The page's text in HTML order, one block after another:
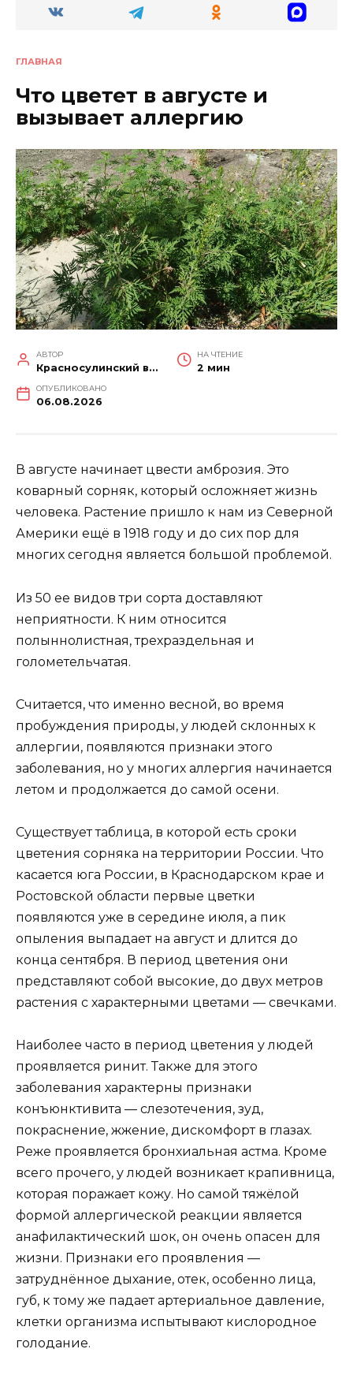
ГЛАВНАЯ
Что цветет в августе и
вызывает аллергию
АВТОР
Красносулинский вестник
НА ЧТЕНИЕ
2 мин
ОПУБЛИКОВАНО
06.08.2026
В августе начинает цвести амброзия. Это
коварный сорняк, который осложняет жизнь
человека. Растение пришло к нам из Северной
Америки ещё в 1918 году и до сих пор для
многих сегодня является большой проблемой.
Из 50 ее видов три сорта доставляют
неприятности. К ним относится
полыннолистная, трехраздельная и
голометельчатая.
Считается, что именно весной, во время
пробуждения природы, у людей склонных к
аллергии, появляются признаки этого
заболевания, но у многих аллергия начинается
летом и продолжается до самой осени.
Существует таблица, в которой есть сроки
цветения сорняка на территории России. Что
касается юга России, в Краснодарском крае и
Ростовской области первые цветки
появляются уже в середине июля, а пик
опыления выпадает на август и длится до
конца сентября. В период цветения они
представляют собой высокие, до двух метров
растения с характерными цветами — свечками.
Наиболее часто в период цветения у людей
проявляется ринит. Также для этого
заболевания характерны признаки
конъюнктивита — слезотечения, зуд,
покраснение, жжение, дискомфорт в глазах.
Реже проявляется бронхиальная астма. Кроме
всего прочего, у людей возникает крапивница,
которая поражает кожу. Но самой тяжёлой
формой аллергической реакции является
анафилактический шок, он очень опасен для
жизни. Признаки его проявления —
затруднённое дыхание, отек, особенно лица,
губ, к тому же падает артериальное давление,
клетки организма испытывают кислородное
голодание.